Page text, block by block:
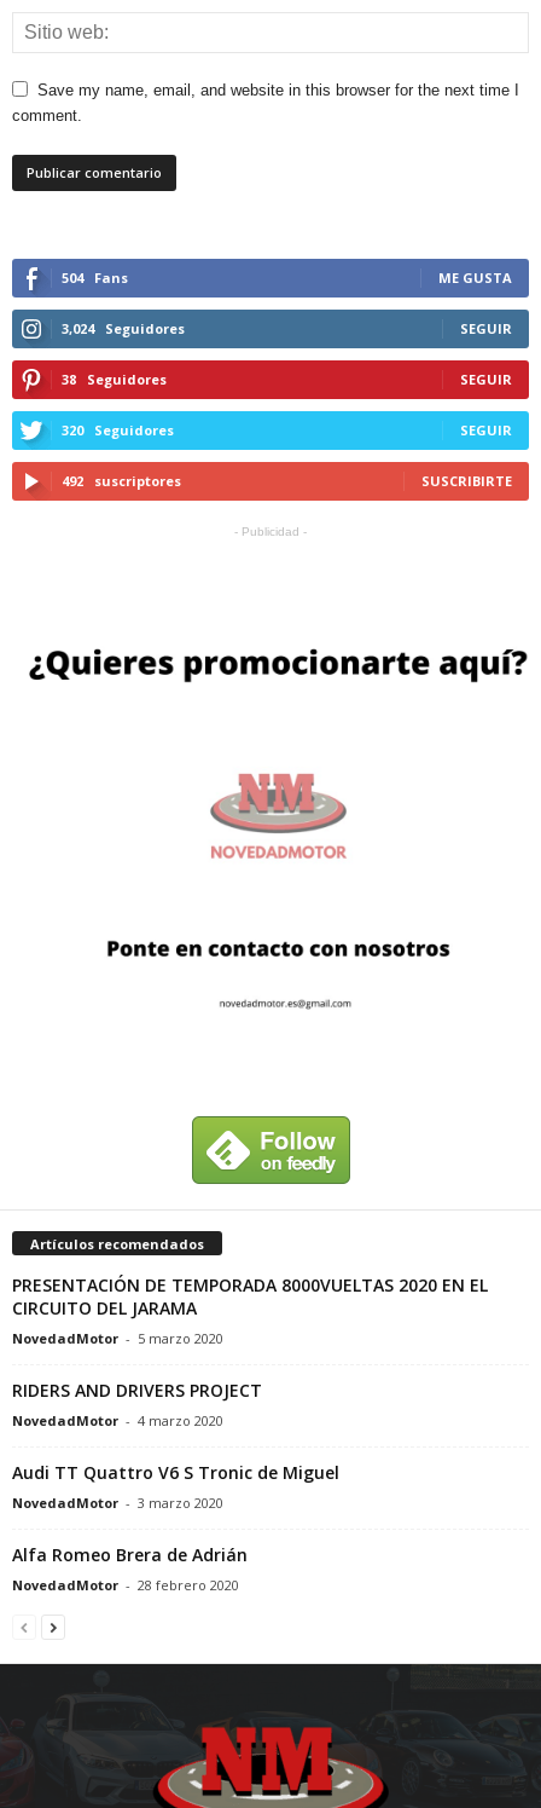
Save my name, email, and website in this browser for the next time I
comment.
504 Fans ME GUSTA
3,024 Seguidores SEGUIR
38 Seguidores SEGUIR
320 Seguidores SEGUIR
492 suscriptores SUSCRIBIRTE
- Publicidad -
Artículos recomendados
PRESENTACIÓN DE TEMPORADA 8000VUELTAS 2020 EN EL
CIRCUITO DEL JARAMA
NovedadMotor - 5 marzo 2020
RIDERS AND DRIVERS PROJECT
NovedadMotor - 4 marzo 2020
Audi TT Quattro V6 S Tronic de Miguel
NovedadMotor - 3 marzo 2020
Alfa Romeo Brera de Adrián
NovedadMotor - 28 febrero 2020